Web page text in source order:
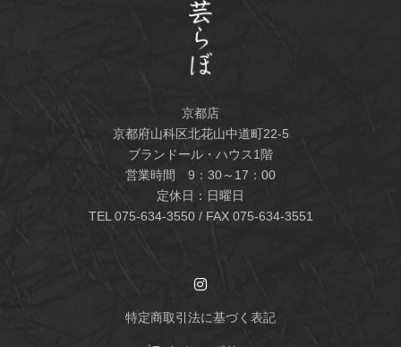
京都店
京都府山科区北花山中道町22-5
ブランドール・ハウス1階
営業時間 9：30～17：00
定休日：日曜日
TEL 075-634-3550/ FAX 075-634-3551
特定商取引法に基づく表記